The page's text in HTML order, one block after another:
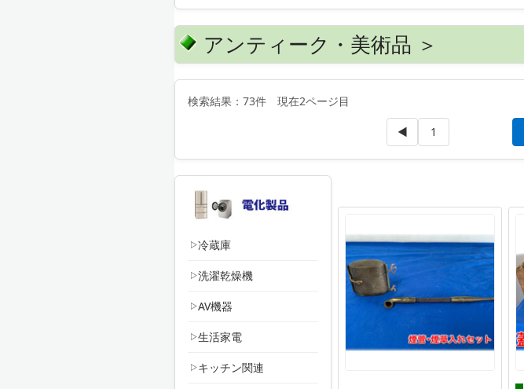
アンティーク・美術品 ＞
検索結果：73件 現在2ページ目
◀ 1
冷蔵庫
洗濯乾燥機
AV機器
生活家電
キッチン関連